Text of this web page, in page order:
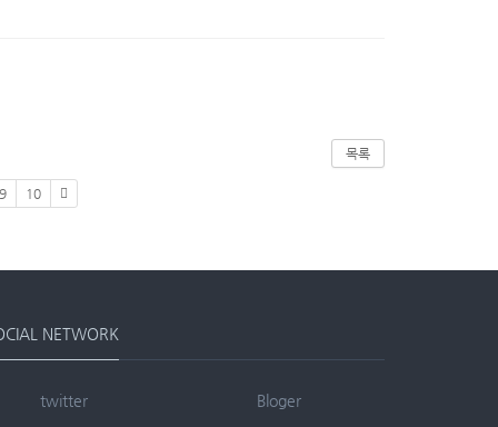
목록
9 10
NETWORK
twitter Bloger